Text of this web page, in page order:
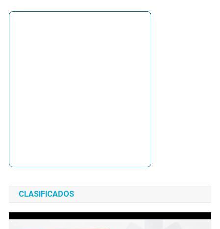
CLASIFICADOS